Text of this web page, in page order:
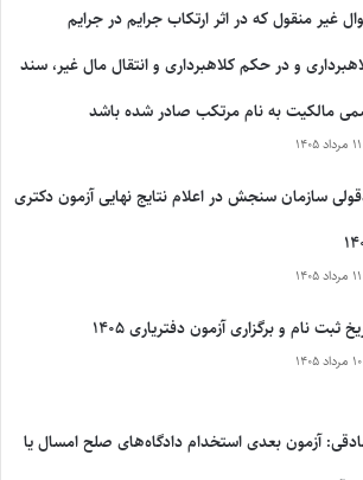
غیر منقول که در اثر ارتکاب جرایم در جرایم
و در حکم کلاهبرداری و انتقال مال غیر، سند
مالکیت به نام مرتکب صادر شده باشد
۱۱ مرداد ۱۴۰۵
سازمان سنجش در اعلام نتایج نهایی آزمون دکتری
۱۱ مرداد ۱۴۰۵
ثبت نام و برگزاری آزمون دفتریاری ۱۴۰۵
۱۰ مرداد ۱۴۰۵
آزمون بعدی استخدام دادگاه‌های صلح امسال یا